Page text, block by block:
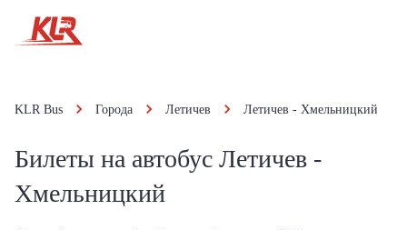
KLR Bus Города Летичeв Летичeв - Хмельницкий
Билеты на автобус Летичeв -
Хмельницкий